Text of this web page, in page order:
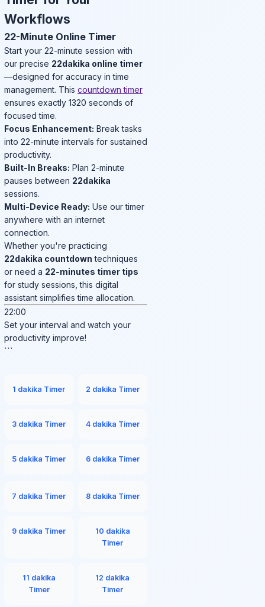
Workflows
22-Minute Online Timer
Start your 22-minute session with
our precise 22dakika online timer
—designed for accuracy in time
management. This countdown timer
ensures exactly 1320 seconds of
focused time.
Focus Enhancement: Break tasks
into 22-minute intervals for sustained
productivity.
Built-In Breaks: Plan 2-minute
pauses between 22dakika
sessions.
Multi-Device Ready: Use our timer
anywhere with an internet
connection.
Whether you're practicing
22dakika countdown techniques
or need a 22-minutes timer tips
for study sessions, this digital
assistant simplifies time allocation.
22:00
Set your interval and watch your
productivity improve!
```
1 dakika Timer 2 dakika Timer
3 dakika Timer 4 dakika Timer
5 dakika Timer 6 dakika Timer
7 dakika Timer 8 dakika Timer
9 dakika Timer
10 dakika
Timer
11 dakika
Timer
12 dakika
Timer